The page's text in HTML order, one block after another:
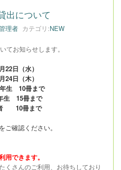
出について
理者 カテゴリ:NEW
お知らせします。
日（水）
日（木）
生 10冊まで
冊まで
冊まで
確認ください。
用できます。
くさんのご利用、お待ちしており